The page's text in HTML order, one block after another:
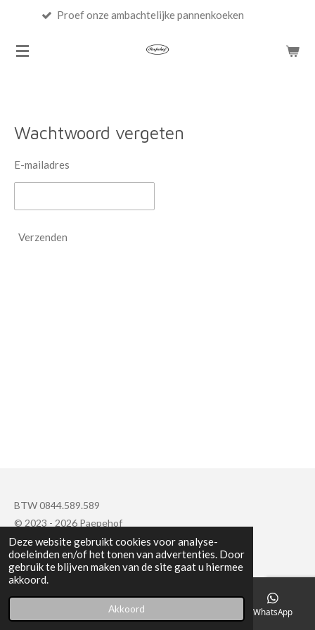
Deze website gebruikt cookies voor analyse-
doeleinden en/of het tonen van advertenties. Door
gebruik te blijven maken van de site gaat u hiermee
akkoord.
Akkoord
naar
Proef onze ambachtelijke pannenkoeken
Wachtwoord vergeten
E-mailadres
Verzenden
BTW 0844.589.589
© 2023 - 2026 Paepehof
Powered byJouwWeb
Kaart WhatsApp